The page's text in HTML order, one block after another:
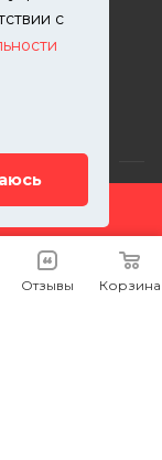
с
УСЛУГУ
собственность
Отзывы Корзина